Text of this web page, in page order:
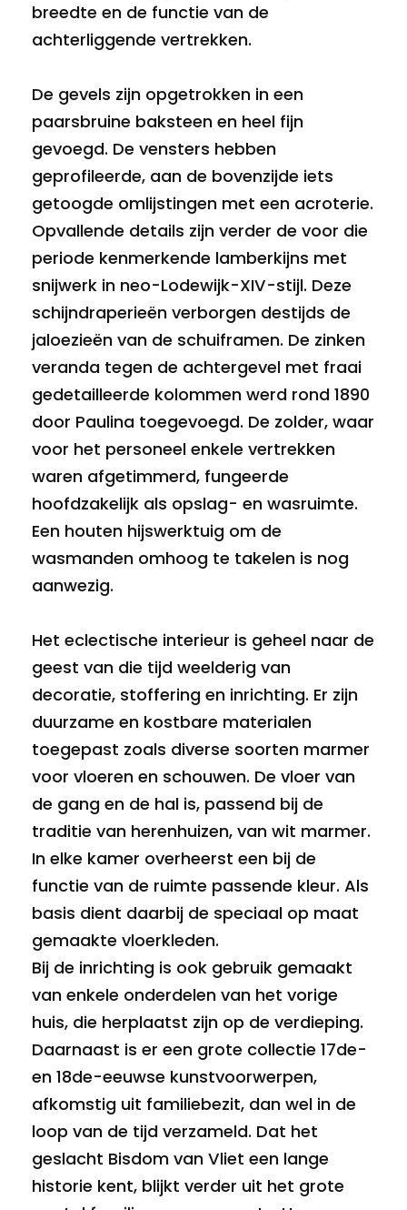
breedte en de functie van de
achterliggende vertrekken.
De gevels zijn opgetrokken in een
paarsbruine baksteen en heel fijn
gevoegd. De vensters hebben
geprofileerde, aan de bovenzijde iets
getoogde omlijstingen met een acroterie.
Opvallende details zijn verder de voor die
periode kenmerkende lamberkijns met
snijwerk in neo-Lodewijk-XIV-stijl. Deze
schijndraperieën verborgen destijds de
jaloezieën van de schuiframen. De zinken
veranda tegen de achtergevel met fraai
gedetailleerde kolommen werd rond 1890
door Paulina toegevoegd. De zolder, waar
voor het personeel enkele vertrekken
waren afgetimmerd, fungeerde
hoofdzakelijk als opslag- en wasruimte.
Een houten hijswerktuig om de
wasmanden omhoog te takelen is nog
aanwezig.
Het eclectische interieur is geheel naar de
geest van die tijd weelderig van
decoratie, stoffering en inrichting. Er zijn
duurzame en kostbare materialen
toegepast zoals diverse soorten marmer
voor vloeren en schouwen. De vloer van
de gang en de hal is, passend bij de
traditie van herenhuizen, van wit marmer.
In elke kamer overheerst een bij de
functie van de ruimte passende kleur. Als
basis dient daarbij de speciaal op maat
gemaakte vloerkleden.
Bij de inrichting is ook gebruik gemaakt
van enkele onderdelen van het vorige
huis, die herplaatst zijn op de verdieping.
Daarnaast is er een grote collectie 17de-
en 18de-eeuwse kunstvoorwerpen,
afkomstig uit familiebezit, dan wel in de
loop van de tijd verzameld. Dat het
geslacht Bisdom van Vliet een lange
historie kent, blijkt verder uit het grote